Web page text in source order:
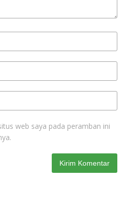
web saya pada peramban ini